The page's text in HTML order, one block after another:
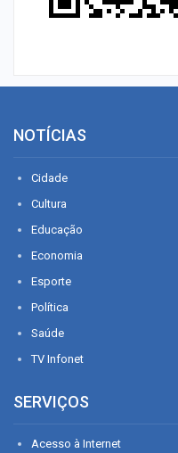
NOTÍCIAS
Cidade
Cultura
Educação
Economia
Esporte
Política
Saúde
TV Infonet
SERVIÇOS
Acesso à Internet